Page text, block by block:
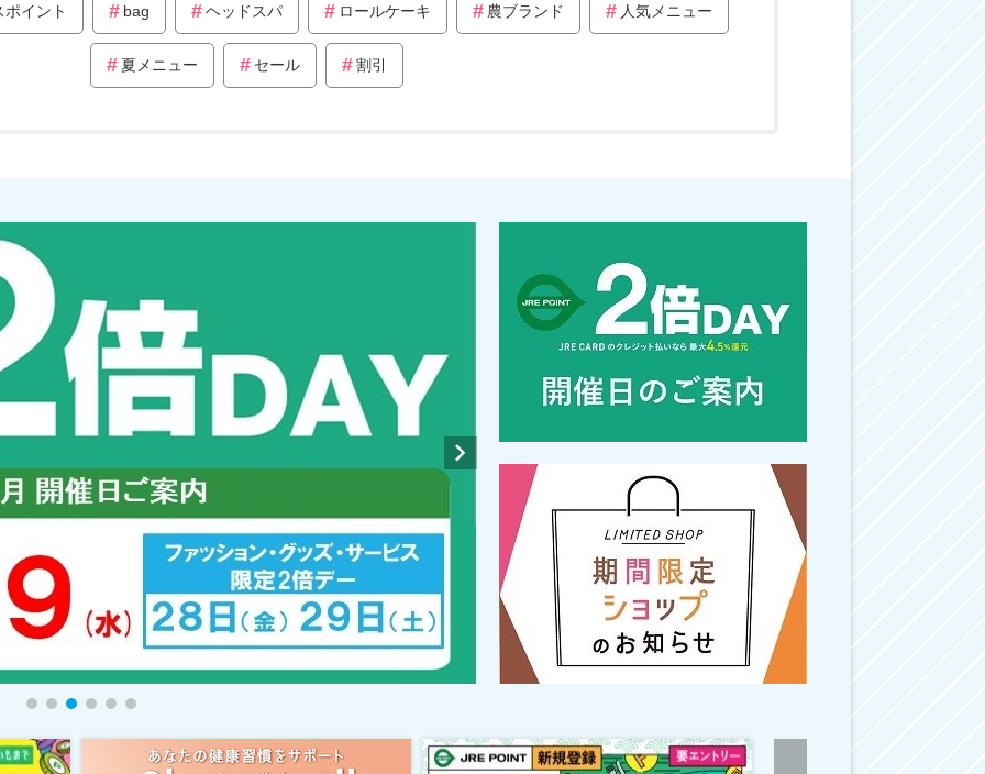
イント bag ヘッドスパ ロールケーキ 農ブランド 人気メニュー
夏メニュー セール 割引